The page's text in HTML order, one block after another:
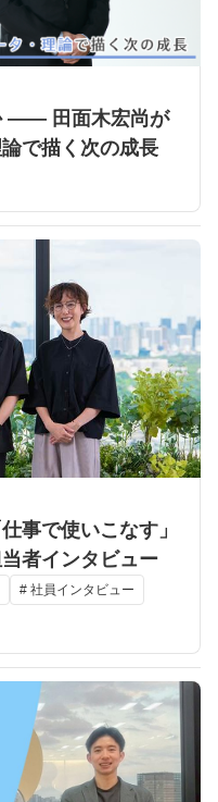
—— 田面木宏尚が
で描く次の成長
事で使いこなす」
者インタビュー
# 社員インタビュー